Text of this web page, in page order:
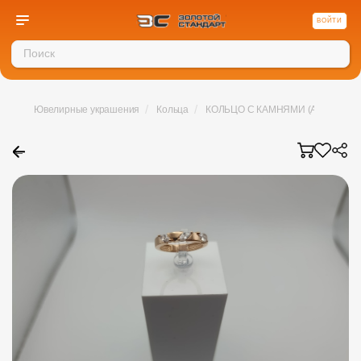
ВОЙТИ
←
Ювелирные украшения / Кольца / КОЛЬЦО С КАМНЯМИ (Au 585)